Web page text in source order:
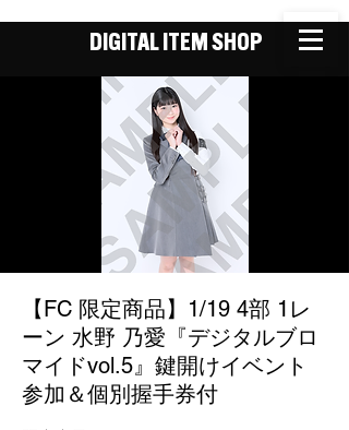
DIGITAL ITEM SHOP
【FC 限定商品】1/19 4部 1レ
ーン 水野 乃愛『デジタルブロ
マイドvol.5』鍵開けイベント
参加＆個別握手券付